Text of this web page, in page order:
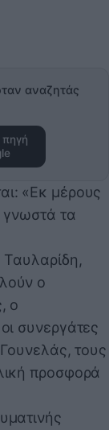
αναζητάς
«Εκ μέρους
γνωστά τα
Ταυλαρίδη,
ο
ο
συνεργάτες
τους
προσφορά